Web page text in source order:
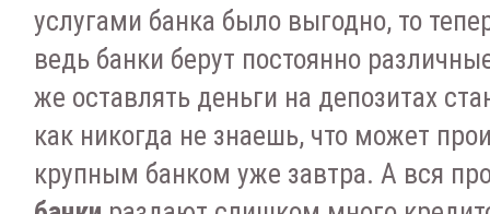
услугами банка было выгодно, то
ведь банки берут постоянно
же оставлять деньги на депозитах
как никогда не знаешь, что может
крупным банком уже завтра. А вся